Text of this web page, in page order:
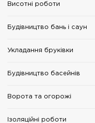
Висотні роботи
Будівництво бань і саун
Укладання бруківки
Будівництво басейнів
Ворота та огорожі
Ізоляційні роботи